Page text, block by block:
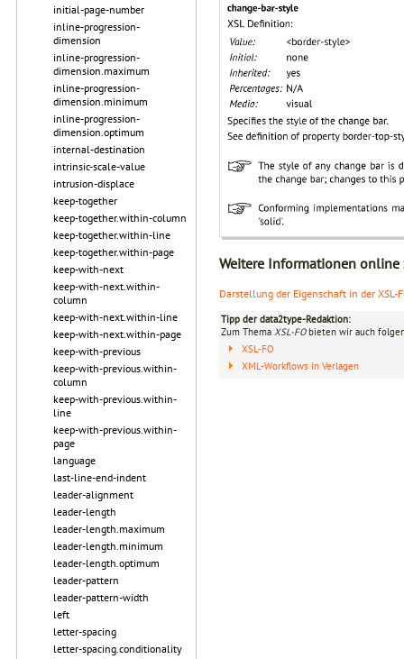
initial-page-number
inline-progression-
dimension
inline-progression-
dimension.maximum
inline-progression-
dimension.minimum
inline-progression-
dimension.optimum
internal-destination
intrinsic-scale-value
intrusion-displace
keep-together
keep-together.within-column
keep-together.within-line
keep-together.within-page
keep-with-next
keep-with-next.within-
column
keep-with-next.within-line
keep-with-next.within-page
keep-with-previous
keep-with-previous.within-
column
keep-with-previous.within-
line
keep-with-previous.within-
page
language
last-line-end-indent
leader-alignment
leader-length
leader-length.maximum
leader-length.minimum
leader-length.optimum
leader-pattern
leader-pattern-width
left
letter-spacing
letter-spacing.conditionality
Weitere Informationen online
Darstellung der Eigenschaft in der XSL-
Tipp der data2type-Redaktion:
Zum Thema XSL-FObieten wir auch
XSL-FO
XML-Workflows in Verlagen